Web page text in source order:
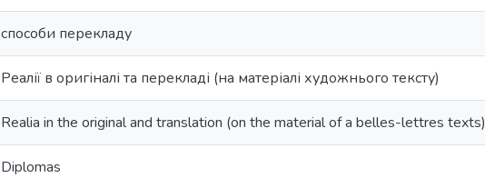
способи перекладу
Реалії в оригіналі та перекладі (на матеріалі художнього тексту)
Realia in the original and translation (on the material of a belles-lettres texts)
Diplomas